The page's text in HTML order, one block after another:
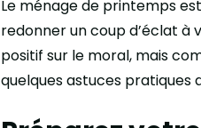
Le ménage de printemps
redonner un coup d’éclat
positif sur le moral, mais
quelques astuces